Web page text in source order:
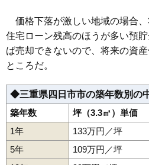
無料一括査
藤和シティコープ富洲原
住所
交通 川越富洲原駅（7分）
相場 870万円～970万円
(12.8万円/㎡~14.3万円/
マンションナ
無料一括査
価格下落が激しい地域の場合
住宅ローン残高のほうが多い預
ば売却できないので、将来の資
ところだ。
◆三重県四日市市の築年数別の
築年数
坪（3.3㎡）単価
1年
133万円／坪
5年
109万円／坪